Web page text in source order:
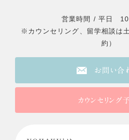
営業時間 / 平日
※カウンセリング、留学相談は
約）
お問い合
カウンセリング